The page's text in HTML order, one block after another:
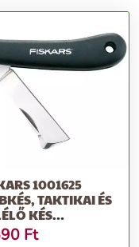
1001625
TAKTIKAI ÉS
KÉS
KÉS
Ft